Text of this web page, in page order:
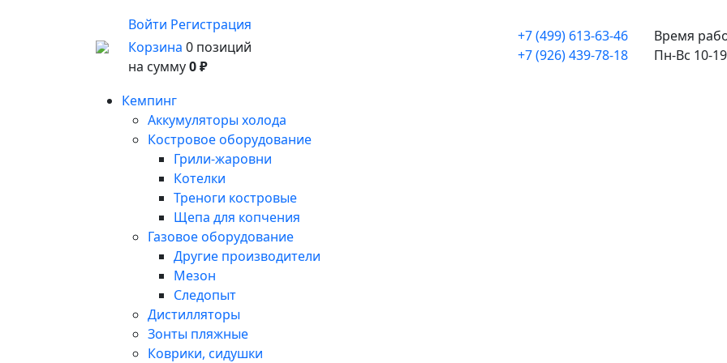
Войти Регистрация
Корзина 0 позиций
на сумму0 ₽
+7 (499) 613-63-46
+7 (926) 439-78-18
Время
Пн-Вс 10-19
Кемпинг
Аккумуляторы холода
Костровое оборудование
Грили-жаровни
Котелки
Треноги костровые
Щепа для копчения
Газовое оборудование
Другие производители
Мезон
Следопыт
Дистилляторы
Зонты пляжные
Коврики, сидушки